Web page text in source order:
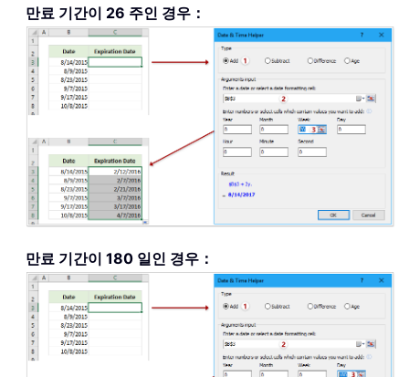
만료 기간이 26 주인 경우：
만료 기간이 180 일인 경우：